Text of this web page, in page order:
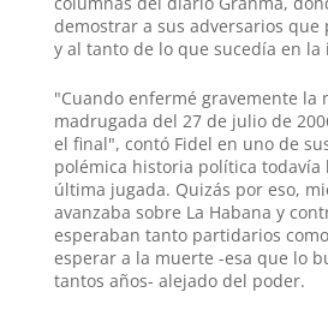
demostrar a sus adversarios que
y al tanto de lo que sucedía en la
"Cuando enfermé gravemente la
madrugada del 27 de julio de
el final", contó Fidel en uno de
polémica historia política todavía
última jugada. Quizás por eso,
avanzaba sobre La Habana y
esperaban tanto partidarios
esperar a la muerte -esa que lo
tantos años- alejado del poder.